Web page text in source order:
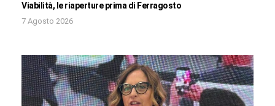
Viabilità, le riaperture prima di Ferragosto
7 Agosto 2026